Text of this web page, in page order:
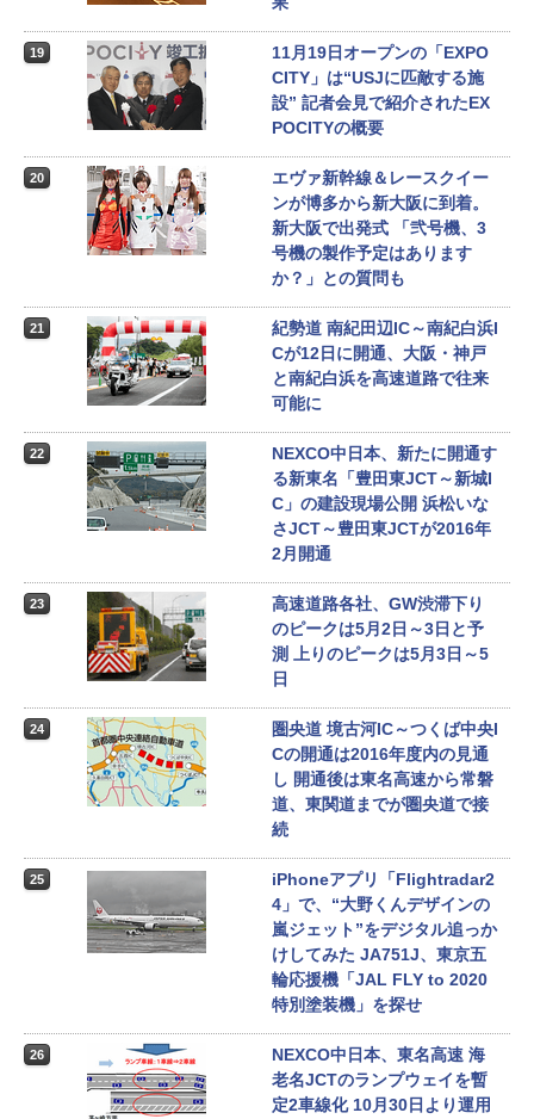
19
11月19日オープンの「EXPO
CITY」は“USJに匹敵する施
設” 記者会見で紹介されたEX
POCITYの概要
20
エヴァ新幹線＆レースクイー
ンが博多から新大阪に到着。
新大阪で出発式 「弐号機、3
号機の製作予定はあります
か？」との質問も
21
紀勢道 南紀田辺IC～南紀白浜I
Cが12日に開通、大阪・神戸
と南紀白浜を高速道路で往来
可能に
22
NEXCO中日本、新たに開通す
る新東名「豊田東JCT～新城I
C」の建設現場公開 浜松いな
さJCT～豊田東JCTが2016年
2月開通
23
高速道路各社、GW渋滞下り
のピークは5月2日～3日と予
測 上りのピークは5月3日～5
日
24
圏央道 境古河IC～つくば中央I
Cの開通は2016年度内の見通
し 開通後は東名高速から常磐
道、東関道までが圏央道で接
続
25
iPhoneアプリ「Flightradar2
4」で、“大野くんデザインの
嵐ジェット”をデジタル追っか
けしてみた JA751J、東京五
輪応援機「JAL FLY to 2020
特別塗装機」を探せ
26
NEXCO中日本、東名高速 海
老名JCTのランプウェイを暫
定2車線化 10月30日より運用